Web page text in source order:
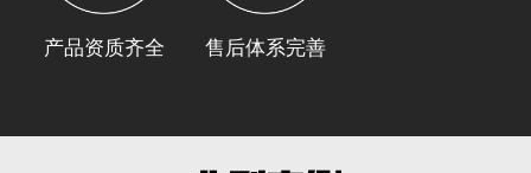
产品资质齐全 售后体系完善